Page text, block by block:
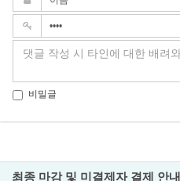
비밀글
최종 마감 및 미결제자 결제 안내